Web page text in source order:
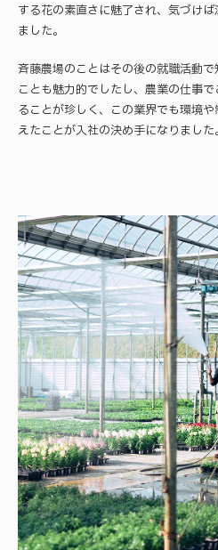
する花の素直さに魅了され、気づけ
ました。
斉藤農場のことはその後の就職活動
ことも魅力的でしたし、農業の仕事
ることが珍しく、この業界でも環境
えたことが入社の決め手になりました。